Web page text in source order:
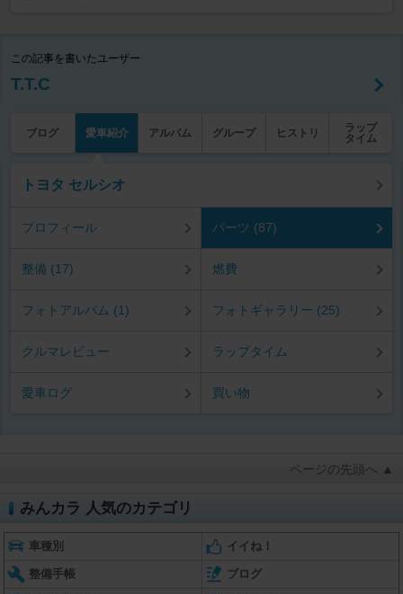
この記事を書いたユーザー
T.T.C
ブログ 愛車紹介 アルバム グループ ヒストリ
ラップ
タイム
トヨタ セルシオ
プロフィール パーツ (87)
整備 (17) 燃費
フォトアルバム (1) フォトギャラリー (25)
クルマレビュー ラップタイム
愛車ログ 買い物
ページの先頭へ ▲
みんカラ 人気のカテゴリ
車種別 イイね！
整備手帳 ブログ